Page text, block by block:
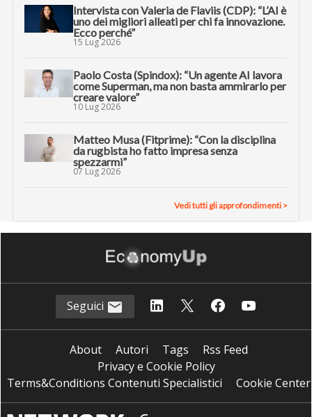
Intervista con Valeria de Flaviis (CDP): “L’AI è
uno dei migliori alleati per chi fa innovazione.
Ecco perché”
15 Lug 2026
Paolo Costa (Spindox): “Un agente AI lavora
come Superman, ma non basta ammirarlo per
creare valore”
10 Lug 2026
Matteo Musa (Fitprime): “Con la disciplina
da rugbista ho fatto impresa senza
spezzarmi”
07 Lug 2026
Vedi tutti gli approfondimenti >
Seguici
About Autori Tags
Rss Feed
Privacy e Cookie Policy
Terms&Conditions Contenuti Specialistici
Cookie Center